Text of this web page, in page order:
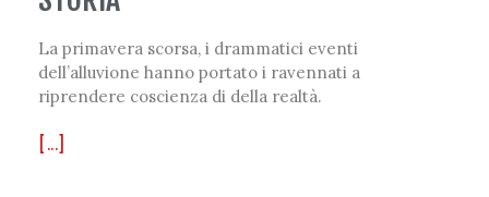
La primavera scorsa, i drammatici eventi
dell’alluvione hanno portato i ravennati a
riprendere coscienza di della realtà.
[...]